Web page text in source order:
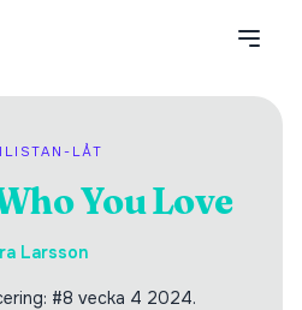
LÅT
You Love
Larsson
#8 vecka 4 2024.